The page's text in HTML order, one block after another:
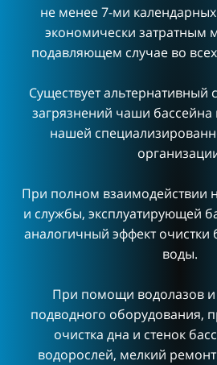
не менее 7-ми
экономически затратным
подавляющем случае во
Существует альтернативный
загрязнений чаши
нашей
При полном взаимодействии
и службы, эксплуатирующей
аналогичный эффект очистки
воды.
При помощи водолазов и
подводного оборудования,
очистка дна и стенок
водорослей, мелкий ремонт